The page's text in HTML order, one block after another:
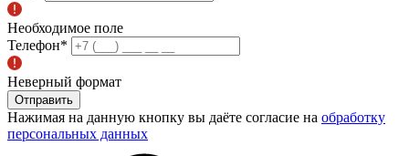
Необходимое поле
Телефон*
Неверный формат
Отправить
Нажимая на данную кнопку вы даёте согласие на обработку
персональных данных